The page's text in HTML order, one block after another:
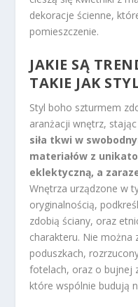
dekoracje ścienne,
pomieszczenie.
JAKIE SĄ
TAKIE JAK
Styl boho szturmem
aranżacji wnętrz,
siła tkwi w
materiałów z
eklektyczną, a
Wnętrza urządzone w
oryginalnością,
zdobią ściany, oraz
charakteru. Nie można
poduszkach,
fotelach, oraz o bujnej
które wspólnie budują